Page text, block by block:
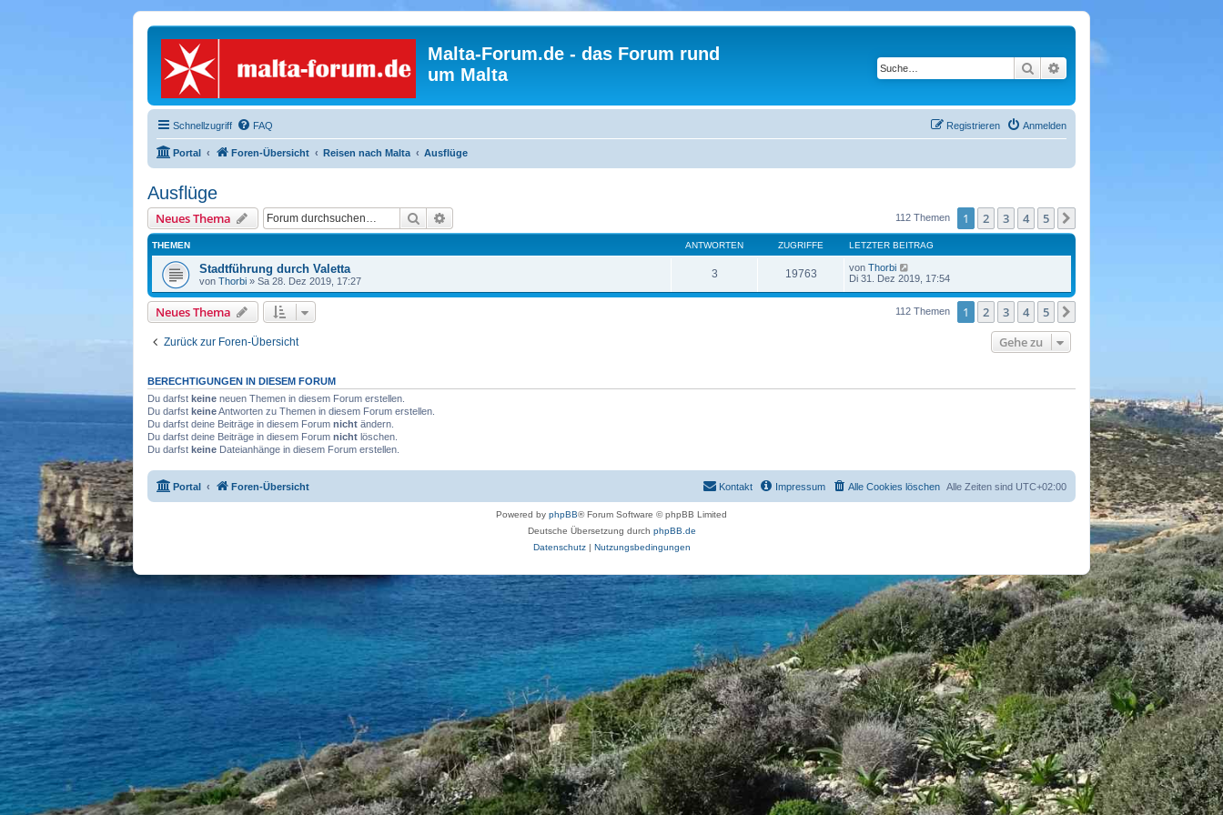
Malta-Forum.de - das Forum rund
um Malta
Suche Erweiterte Suche
Schnellzugriff FAQ Anmelden
Registrieren
Portal Foren-Übersicht Reisen nach Malta Ausflüge
Ausflüge
Neues Thema Suche 112 Themen 1 2 3 4 5
THEMEN ANTWORTEN ZUGRIFFE LETZTER BEITRAG
Stadtführung durch Valetta
von Thorbi » Sa 28. Dez 2019, 17:27
3 19763 von Thorbi
Di 31. Dez 2019, 17:54
Neues Thema 112 Themen 1 2 3 4 5
Zurück zur Foren-Übersicht Gehe zu
BERECHTIGUNGEN IN DIESEM FORUM
Du darfst keine neuen Themen in diesem Forum erstellen.
Du darfst keineAntworten zu Themen in diesem Forum erstellen.
Du darfst deine Beiträge in diesem Forum nicht ändern.
Du darfst deine Beiträge in diesem Forum nicht löschen.
Du darfst keine Dateianhänge in diesem Forum erstellen.
Portal Foren-Übersicht Alle Zeiten sind UTC+02:00
Alle Cookies löschen
Impressum
Kontakt
Powered by phpBB® Forum Software © phpBB Limited
Deutsche Übersetzung durch phpBB.de
Datenschutz| Nutzungsbedingungen